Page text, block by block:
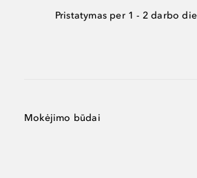
Pristatymas per 1 - 2 darbo
Mokėjimo būdai